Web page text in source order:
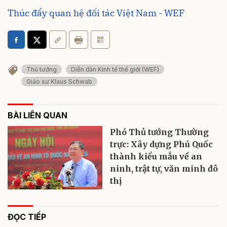
Thúc đẩy quan hệ đối tác Việt Nam - WEF
Thủ tướng
Diễn đàn Kinh tế thế giới (WEF)
Giáo sư Klaus Schwab
BÀI LIÊN QUAN
Phó Thủ tướng Thường
trực: Xây dựng Phú Quốc
thành kiểu mẫu về an
ninh, trật tự, văn minh đô
thị
ĐỌC TIẾP